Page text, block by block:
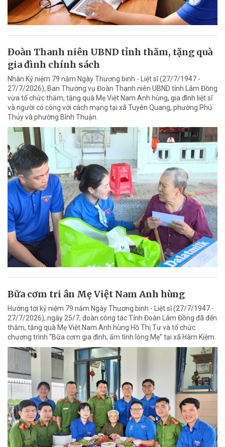
Đoàn Thanh niên UBND tỉnh thăm, tặng quà
gia đình chính sách
Nhân Kỷ niệm 79 năm Ngày Thương binh - Liệt sĩ (27/7/1947 -
27/7/2026), Ban Thường vụ Đoàn Thanh niên UBND tỉnh Lâm Đồng
vừa tổ chức thăm, tặng quà Mẹ Việt Nam Anh hùng, gia đình liệt sĩ
và người có công với cách mạng tại xã Tuyên Quang, phường Phú
Thủy và phường Bình Thuận.
Bữa cơm tri ân Mẹ Việt Nam Anh hùng
Hướng tới kỷ niệm 79 năm Ngày Thương binh - Liệt sĩ (27/7/1947 -
27/7/2026), ngày 25/7, đoàn công tác Tỉnh Đoàn Lâm Đồng đã đến
thăm, tặng quà Mẹ Việt Nam Anh hùng Hồ Thị Tư và tổ chức
chương trình “Bữa cơm gia đình, ấm tình lòng Mẹ” tại xã Hàm Kiệm.